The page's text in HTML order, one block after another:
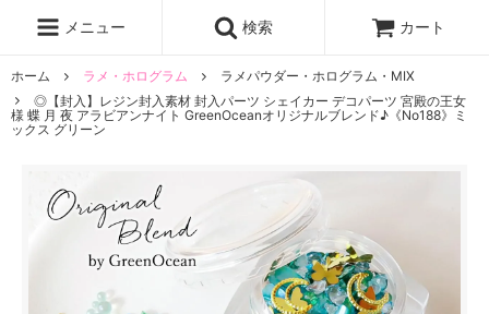
メニュー 検索 カート
ホーム ラメ・ホログラム
ラメパウダー・ホログラム・MIX
◎【封入】レジン封入素材 封入パーツ シェイカー デコパーツ 宮殿の王女
様 蝶 月 夜 アラビアンナイト GreenOceanオリジナルブレンド♪《No188》ミ
ックス グリーン